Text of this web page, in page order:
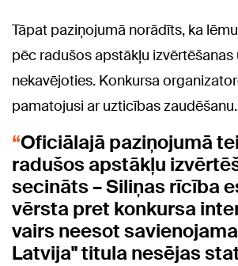
Tāpat paziņojumā norādīts, ka
pēc radušos apstākļu izvērtēšanas
nekavējoties. Konkursa
pamatojusi ar uzticības zaudēšanu.
Oficiālajā paziņojumā
radušos apstākļu
secināts – Siliņas rīcība
vērsta pret konkursa
vairs neesot
Latvija" titula nesējas